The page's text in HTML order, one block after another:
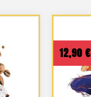
12,90 €